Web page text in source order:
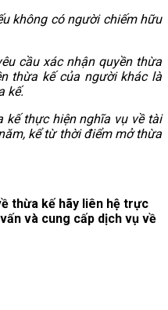
không có người chiếm hữu
cầu xác nhận quyền thừa
thừa kế của người khác là
kế.
kế thực hiện nghĩa vụ về tài
kể từ thời điểm mở thừa
thừa kế hãy liên hệ trực
và cung cấp dịch vụ về